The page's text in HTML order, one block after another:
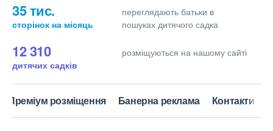
35 тис.
сторінок на місяць
переглядають батьки в
пошуках дитячого садка
12 310
дитячих садків
розміщуються на нашому сайті
Преміум розміщення Банерна реклама Контакти